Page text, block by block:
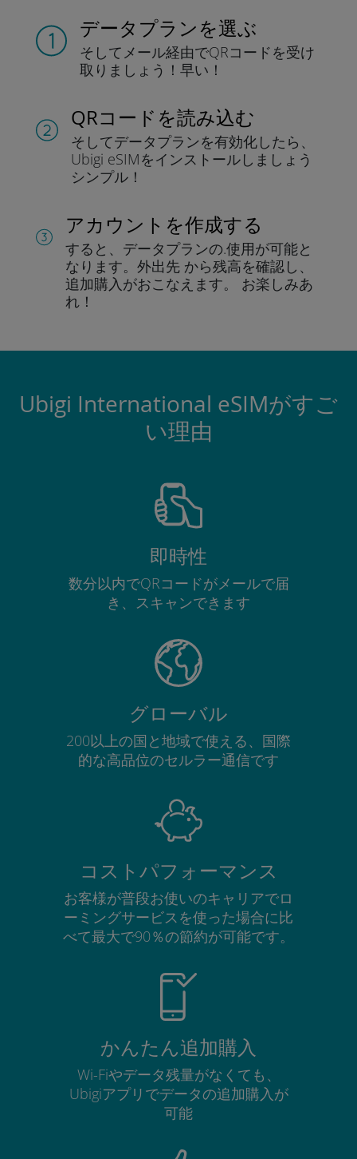
データプランを選ぶ
そしてメール経由でQRコードを受け
取りましょう！早い！
QRコードを読み込む
そしてデータプランを有効化したら、
Ubigi eSIMをインストールしま しょう
シンプル！
アカウントを作成する
すると、データプランの.使用が可能と
なります。 外出先 から残高を確認し、
追加購入がおこなえます。
お楽しみあ
れ！
Ubigi International eSIMがすご
い理由
即時性
数分以内でQRコードがメールで届
き、スキャンできます
グローバル
200以上の国と地域で使える、国際
的な高品位のセルラー通信です
コストパフォーマンス
お客様が普段お使いのキャリアでロ
ーミングサービスを使った場合に比
べて最大で90％の節約が可能です。
かんたん追加購入
Wi-Fiやデータ残量がなくても、
Ubigiアプリでデータの追加購入が
可能